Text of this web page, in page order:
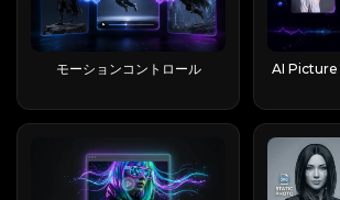
ク）が本物であることを示
る。 Higgsfield AI Earth
「無料じゃない！」という
よく聞かれる不満なので、
Proプランの後ろにありま
(約 $9.99/月) 1 日あたりの動
デル Lite 標準 / Turbo アスペ
すぎる ウォーターマーク あ
プラットフォームであり、
す。 LangChainの
ードインターフェースであ
する製品ではありません。
は、エージェントとは一切
シーに特化した別のソフト
「runable ai」で検索したの
くrunable.comのことを指し
Runable AIは誰のために作
Runableは、オペレーター
されており、最初のリリー
っています。 第三者アグリ
は、創業者を「La Viral
で年間経常収益がゼロから1
驚くべき主張を繰り返して
ケティング目的のものであ
ータではないので、そのよ
これは自己申告による数字で
よる裏付けがないため、実
ブランドのメッセージング
クロールしてください。 こ
AIで作成された、最近人気
アをいくつか紹介していま
ずれかの動画をクリックする
に使用されたソース素材、
ー設定を表示できます。 さ
なりたい場合は、「もっと
て、ユーザーが作成した他
い。 ホームページには、歌
成する、その他の簡単なテ
支えられた1つのアカウント
画像作成、ビデオ生成、生
セスできます。 主な機能と
このプラットフォームはい
リをカバーしています。す
クレジット残高から引き出
ストを理解することが不可
はどのようなユーザーに最
トフォームは、教育ツール
「Luna」という名前なのか
語で月を意味し、知性、優
せるため、AIのブランディン
名前となっている。 「Alexa
トの代名詞となったのと同
自に、世界中でAI製品の代
Redditのクリエイターたち
成する際、特に調整するこ
「Luna」という名前を選ん
ャラクター名の定番となっ
モーションコントロール
AI Picture